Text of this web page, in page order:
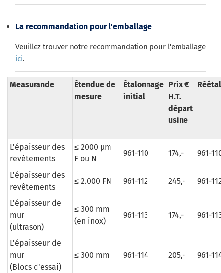
La recommandation pour l'emballage
Veuillez trouver notre recommandation pour l'emballage
ici.
Measurande
Étendue de
mesure
Étalonnage
initial
Prix €
H.T.
départ
usine
L'épaisseur des
revêtements
≤ 2000 µm
F ou N
961-110 174,- 961-
L'épaisseur des
revêtements
≤ 2.000 FN 961-112 245,- 961-
L'épaisseur de
mur
(ultrason)
≤ 300 mm
(en inox)
961-113 174,- 961-
L'épaisseur de
mur
(Blocs d'essai)
≤ 300 mm 961-114 205,- 961-